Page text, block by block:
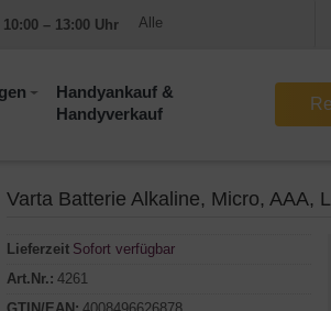
– 13:00 Uhr
Handyankauf &
Handyverkauf
Varta Batterie Alkaline, Micro, AAA,
Lieferzeit Sofort verfügbar
Art.Nr.: 4261